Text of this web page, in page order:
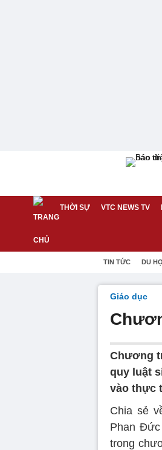
THỜI SỰ VTC NEWS TV
TIN TỨC DU
Giáo dục
Chương
quy luật
vào thực
Chia sẻ
Phan
trong